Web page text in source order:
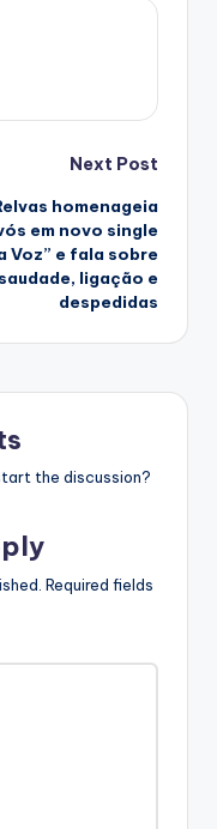
Next Post
homenageia
em novo single
Voz” e fala sobre
saudade, ligação e
despedidas
the discussion?
Required fields